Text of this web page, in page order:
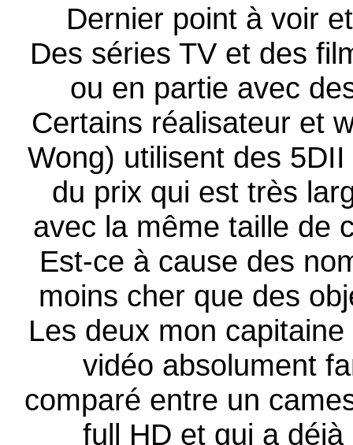
Dernier point à voir
Des séries TV et des
ou en partie avec
Certains réalisateur et
Wong) utilisent des
du prix qui est très
avec la même taille de
Est-ce à cause des
moins cher que des
Les deux mon
vidéo absolument
comparé entre un
full HD et qui a